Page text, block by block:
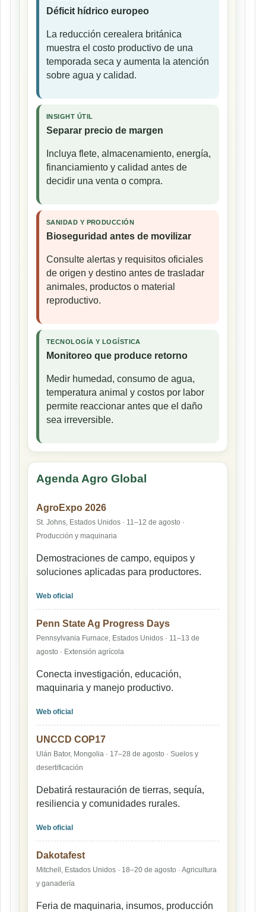
Déficit hídrico europeo
La reducción cerealera británica
muestra el costo productivo de una
temporada seca y aumenta la atención
sobre agua y calidad.
INSIGHT ÚTIL
Separar precio de margen
Incluya flete, almacenamiento, energía,
financiamiento y calidad antes de
decidir una venta o compra.
SANIDAD Y PRODUCCIÓN
Bioseguridad antes de movilizar
Consulte alertas y requisitos oficiales
de origen y destino antes de trasladar
animales, productos o material
reproductivo.
TECNOLOGÍA Y LOGÍSTICA
Monitoreo que produce retorno
Medir humedad, consumo de agua,
temperatura animal y costos por labor
permite reaccionar antes que el daño
sea irreversible.
Agenda Agro Global
AgroExpo 2026
St. Johns, Estados Unidos · 11–12 de agosto ·
Producción y maquinaria
Demostraciones de campo, equipos y
soluciones aplicadas para productores.
Web oficial
Penn State Ag Progress Days
Pennsylvania Furnace, Estados Unidos · 11–13 de
agosto · Extensión agrícola
Conecta investigación, educación,
maquinaria y manejo productivo.
Web oficial
UNCCD COP17
Ulán Bator, Mongolia · 17–28 de agosto · Suelos y
desertificación
Debatirá restauración de tierras, sequía,
resiliencia y comunidades rurales.
Web oficial
Dakotafest
Mitchell, Estados Unidos · 18–20 de agosto · Agricultura
y ganadería
Feria de maquinaria, insumos, producción